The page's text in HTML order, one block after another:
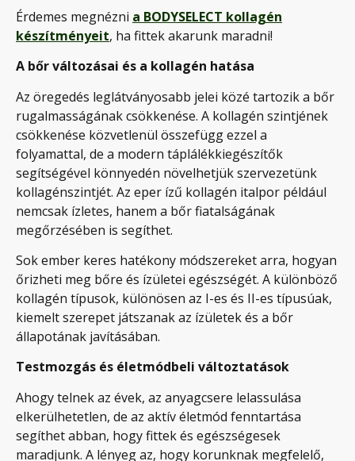
Érdemes megnézni a BODYSELECT kollagén
készítményeit, ha fittek akarunk maradni!
A bőr változásai és a kollagén hatása
Az öregedés leglátványosabb jelei közé tartozik a bőr
rugalmasságának csökkenése. A kollagén szintjének
csökkenése közvetlenül összefügg ezzel a
folyamattal, de a modern táplálékkiegészítők
segítségével könnyedén növelhetjük szervezetünk
kollagénszintjét. Az eper ízű kollagén italpor például
nemcsak ízletes, hanem a bőr fiatalságának
megőrzésében is segíthet.
Sok ember keres hatékony módszereket arra, hogyan
őrizheti meg bőre és ízületei egészségét. A különböző
kollagén típusok, különösen az I-es és II-es típusúak,
kiemelt szerepet játszanak az ízületek és a bőr
állapotának javításában.
Testmozgás és életmódbeli változtatások
Ahogy telnek az évek, az anyagcsere lelassulása
elkerülhetetlen, de az aktív életmód fenntartása
segíthet abban, hogy fittek és egészségesek
maradjunk. A lényeg az, hogy korunknak megfelelő,